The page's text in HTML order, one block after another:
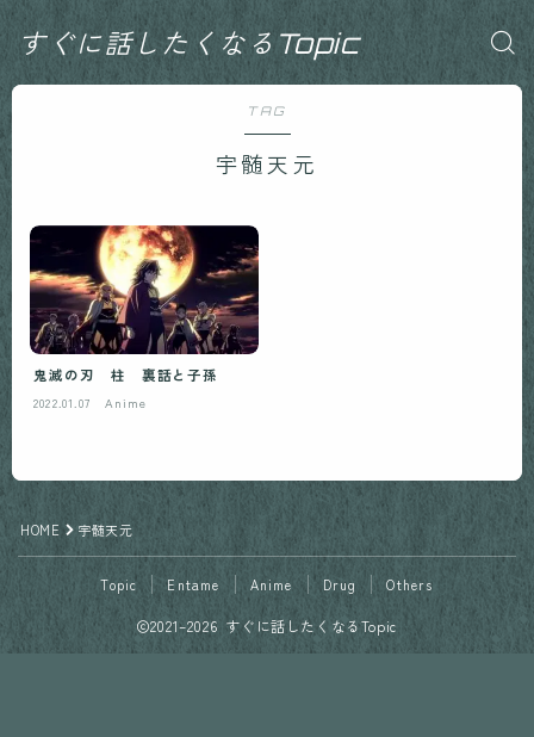
すぐに話したくなるTopic
TAG
宇髄天元
鬼滅の刃 柱 裏話と子孫
2022.01.07 Anime
HOME 宇髄天元
Topic Entame Anime Drug Others
2021–2026 すぐに話したくなるTopic